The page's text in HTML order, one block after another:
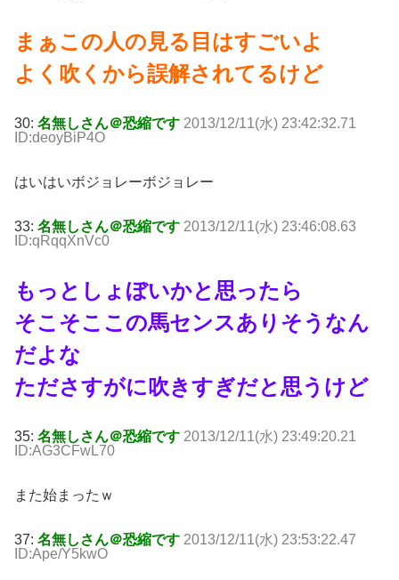
まぁこの人の見る目はすごいよ
よく吹くから誤解されてるけど
30: 名無しさん＠恐縮です 2013/12/11(水) 23:42:32.71
ID:deoyBiP4O
はいはいボジョレーボジョレー
33: 名無しさん＠恐縮です 2013/12/11(水) 23:46:08.63
ID:qRqqXnVc0
もっとしょぼいかと思ったら
そこそここの馬センスありそうなん
だよな
たださすがに吹きすぎだと思うけど
35: 名無しさん＠恐縮です 2013/12/11(水) 23:49:20.21
ID:AG3CFwL70
また始まったｗ
37: 名無しさん＠恐縮です 2013/12/11(水) 23:53:22.47
ID:Ape/Y5kwO